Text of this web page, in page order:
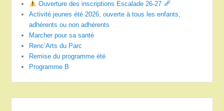
Ouverture des inscriptions Escalade 26-27
Activité jeunes été 2026, ouverte à tous les enfants,
adhérents ou non adhérents
Marcher pour sa santé
Renc’Arts du Parc
Remise du programme été
Programme B